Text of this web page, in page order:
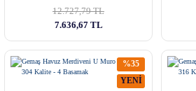
12.727,79 TL
7.636,67 TL
%35
YENİ